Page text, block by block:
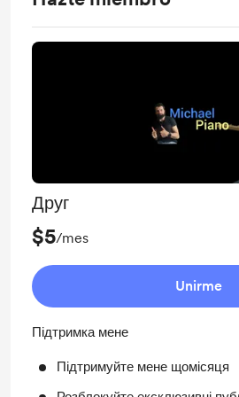
Друг
$5/mes
Unirme
Підтримка мене
Підтримуйте мене щомісяця